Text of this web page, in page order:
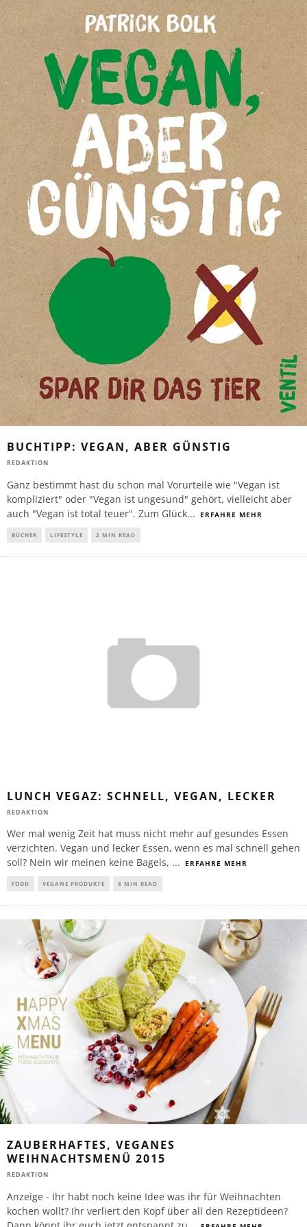
BUCHTIPP: VEGAN, ABER GÜNSTIG
REDAKTION
Ganz bestimmt hast du schon mal Vorurteile wie "Vegan ist
kompliziert" oder "Vegan ist ungesund" gehört, vielleicht aber
auch "Vegan ist total teuer". Zum Glück... ERFAHRE MEHR
BÜCHER LIFESTYLE 2 MIN READ
LUNCH VEGAZ: SCHNELL, VEGAN, LECKER
REDAKTION
Wer mal wenig Zeit hat muss nicht mehr auf gesundes Essen
verzichten. Vegan und lecker Essen, wenn es mal schnell gehen
soll? Nein wir meinen keine Bagels, ... ERFAHRE MEHR
FOOD VEGANE PRODUKTE 8 MIN READ
ZAUBERHAFTES, VEGANES
WEIHNACHTSMENÜ 2015
REDAKTION
Anzeige - Ihr habt noch keine Idee was ihr für Weihnachten
kochen wollt? Ihr verliert den Kopf über all den Rezeptideen?